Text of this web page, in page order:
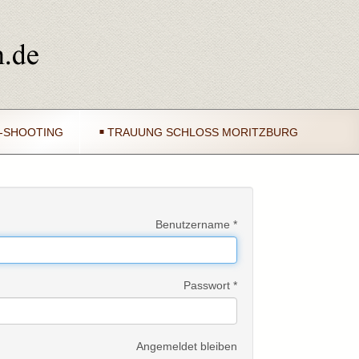
SHOOTING TRAUUNG SCHLOSS MORITZBURG
Benutzername *
Passwort *
Angemeldet bleiben